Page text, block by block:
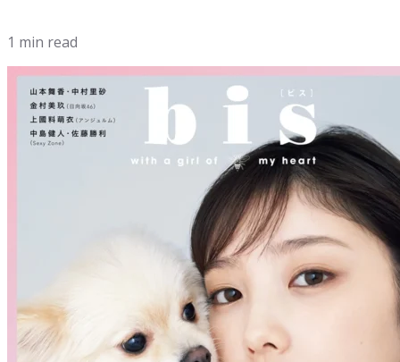
1 min read